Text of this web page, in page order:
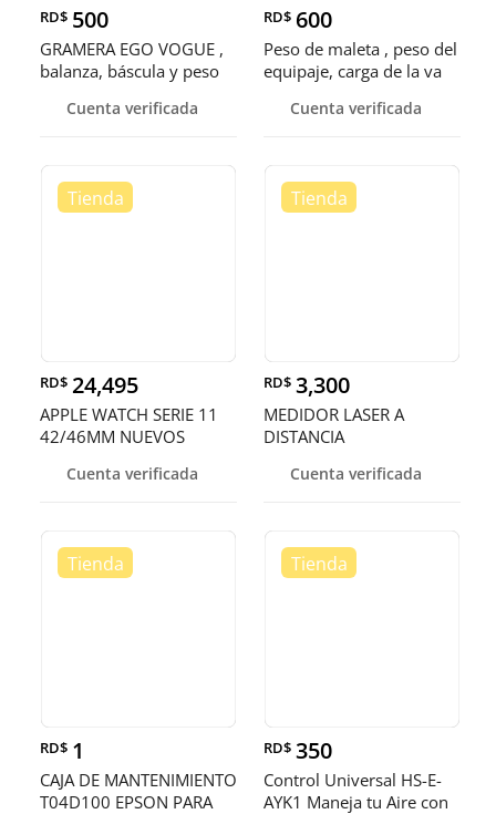
RD$ 500
GRAMERA EGO VOGUE ,
balanza, báscula y peso
Cuenta verificada
RD$ 600
Peso de maleta , peso del
equipaje, carga de la va
Cuenta verificada
RD$ 24,495
APPLE WATCH SERIE 11
42/46MM NUEVOS
Cuenta verificada
RD$ 3,300
MEDIDOR LASER A
DISTANCIA
Cuenta verificada
RD$ 1
CAJA DE MANTENIMIENTO
T04D100 EPSON PARA
RD$ 350
Control Universal HS-E-
AYK1 Maneja tu Aire con